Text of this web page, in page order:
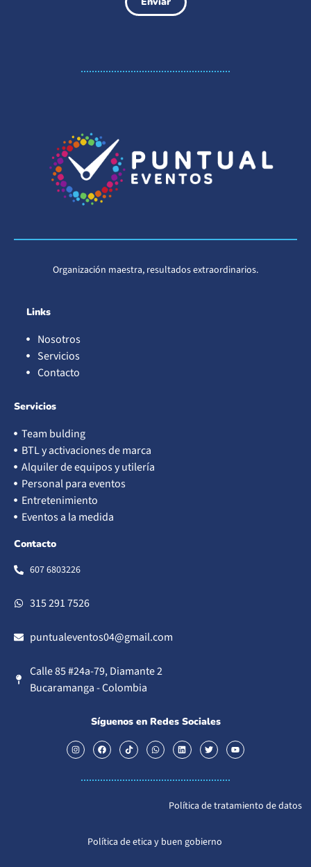
Organización maestra, resultados extraordinarios.
Links
Nosotros
Servicios
Contacto
Servicios
Team bulding
BTL y activaciones de marca
Alquiler de equipos y utilería
Personal para eventos
Entretenimiento
Eventos a la medida
Contacto
607 6803226
315 291 7526
puntualeventos04@gmail.com
Calle 85 #24a-79, Diamante 2
Bucaramanga - Colombia
Síguenos en Redes Sociales
Política de tratamiento de datos
Política de etica y buen gobierno